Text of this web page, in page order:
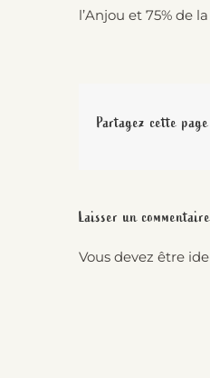
l’Anjou et 75% de
Partagez cette
Laisser un commentaire
Vous devez être